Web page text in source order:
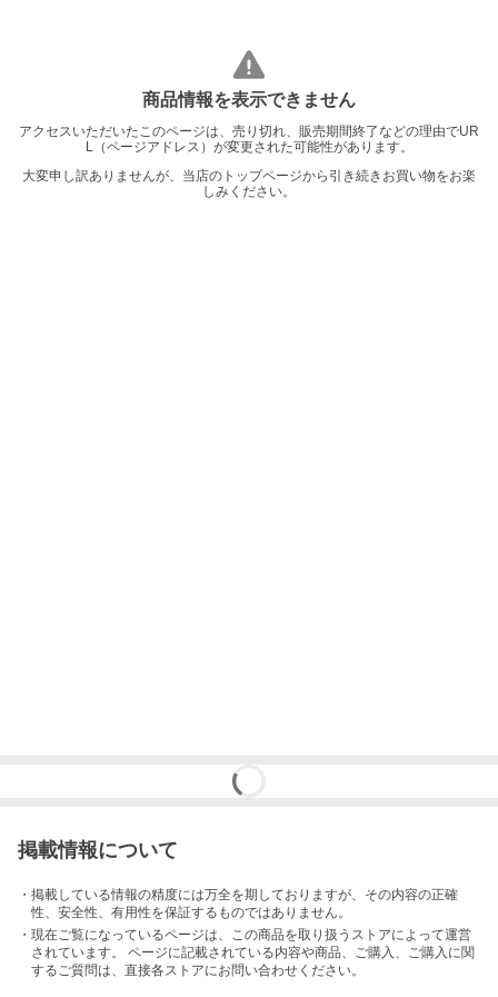
商品情報を表示できません
アクセスいただいたこのページは、売り切れ、販売期間終了などの理由でUR
L（ページアドレス）が変更された可能性があります。
大変申し訳ありませんが、当店のトップページから引き続きお買い物をお楽
しみください。
掲載情報について
・掲載している情報の精度には万全を期しておりますが、その内容の正確
性、安全性、有用性を保証するものではありません。
・現在ご覧になっているページは、この商品を取り扱うストアによって運営
されています。 ページに記載されている内容や商品、ご購入 、ご購入に関
するご質問は、直接各ストアにお問い合わせください。